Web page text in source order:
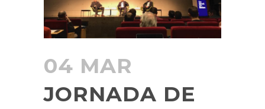
04 MAR
JORNADA DE